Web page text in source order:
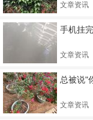
文章资讯
手机挂
文章资讯
总被说"
文章资讯